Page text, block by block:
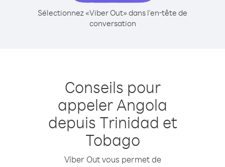
Sélectionnez «Viber Out» dans l'en-tête de
conversation
Conseils pour
appeler Angola
depuis Trinidad et
Tobago
Viber Out vous permet de